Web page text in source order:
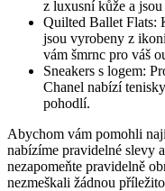
z luxusní kůže a⁣
Quilted Ballet​ Flats:
jsou vyrobeny⁢ z
vám‌ šmrnc ⁤pro ⁤váš
Sneakers s logem:
Chanel ⁣nabízí⁢
pohodlí.
Abychom vám pomohli
⁤nabízíme pravidelné slevy
nezapomeňte pravidelně
nezmeškali žádnou